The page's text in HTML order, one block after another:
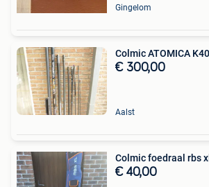
Gingelom
€ 300,00
Aalst
Colmic foedraal rbs xl
€ 40,00